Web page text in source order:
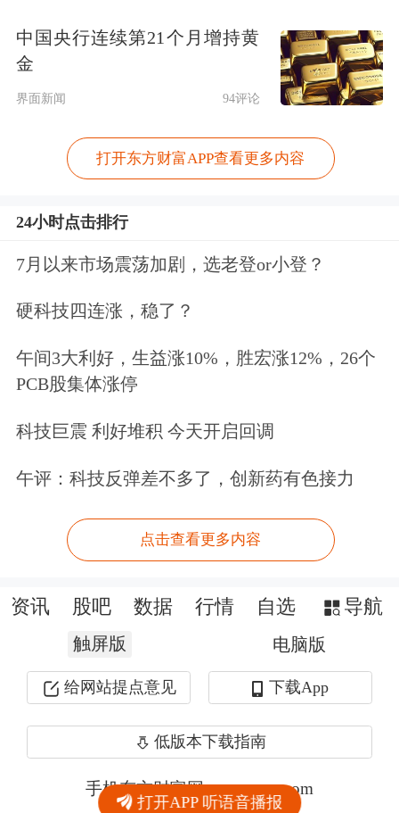
中国央行连续第21个月增持黄
金
界面新闻 94评论
打开东方财富APP查看更多内容
24小时点击排行
7月以来市场震荡加剧，选老登or小登？
硬科技四连涨，稳了？
午间3大利好，生益涨10%，胜宏涨12%，26个
PCB股集体涨停
科技巨震 利好堆积 今天开启回调
午评：科技反弹差不多了，创新药有色接力
点击查看更多内容
打开APP 听语音播报
资讯 股吧 数据 行情 自选 导航
触屏版 电脑版
给网站提点意见 下载App
低版本下载指南
手机东方财富网 eastmoney.com